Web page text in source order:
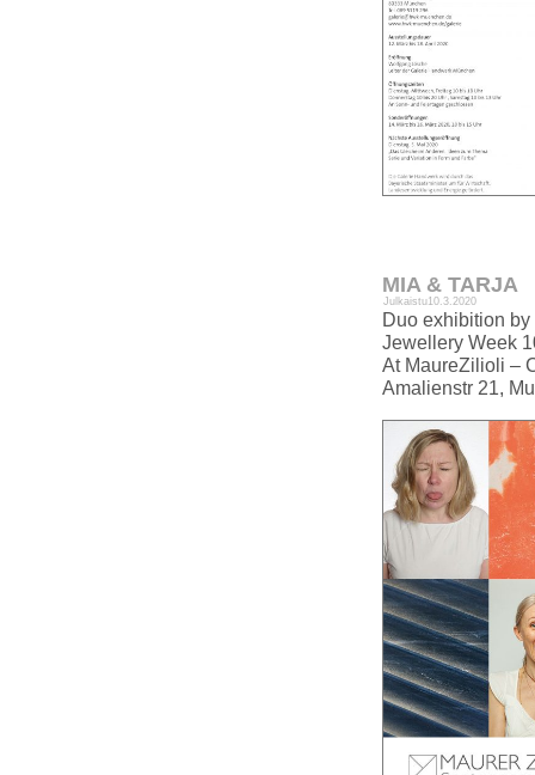
MIA & TARJA
Julkaistu10.3.2020
Duo exhibition
Jewellery Week
At MaureZilioli –
Amalienstr 21,